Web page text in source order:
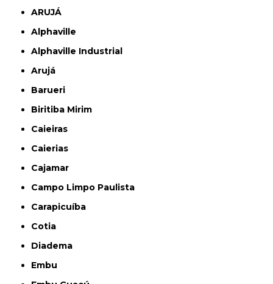
ARUJÁ
Alphaville
Alphaville Industrial
Arujá
Barueri
Biritiba Mirim
Caieiras
Caierias
Cajamar
Campo Limpo Paulista
Carapicuíba
Cotia
Diadema
Embu